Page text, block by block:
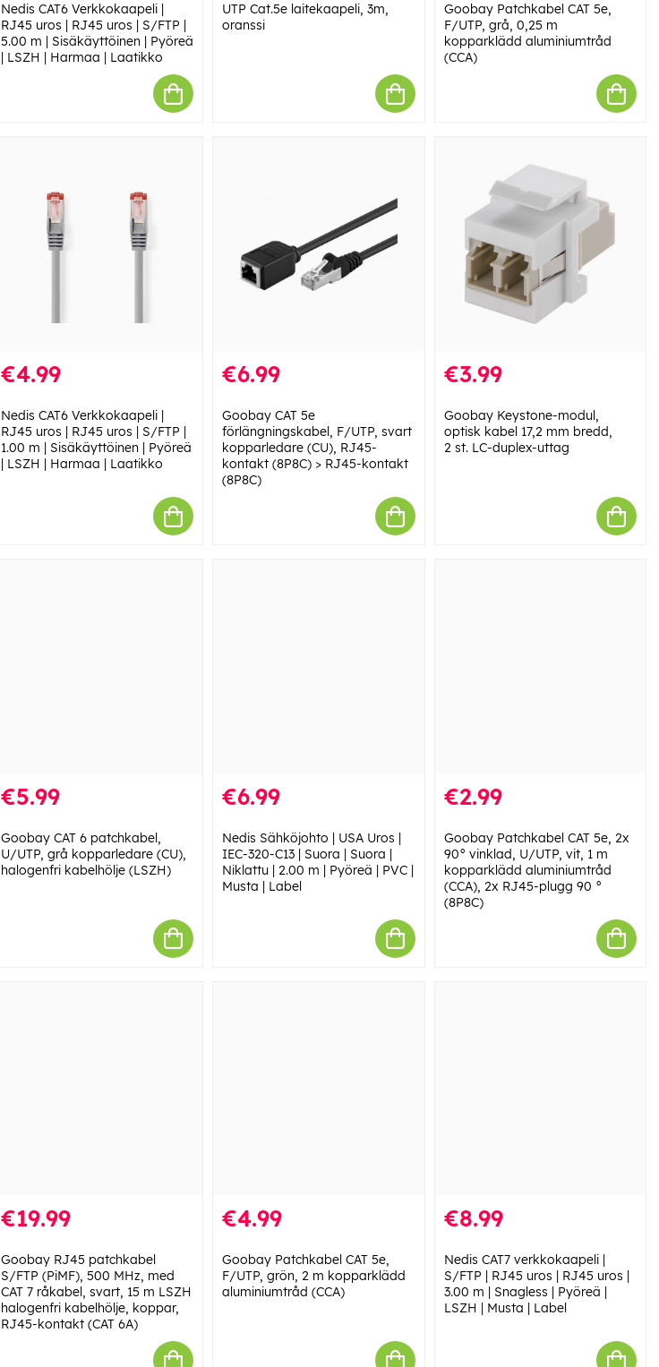
Nedis CAT6 Verkkokaapeli |
RJ45 uros | RJ45 uros | S/FTP |
5.00 m | Sisäkäyttöinen | Pyöreä
| LSZH | Harmaa | Laatikko
UTP Cat.5e laitekaapeli, 3m,
oranssi
Goobay Patchkabel CAT 5e,
F/UTP, grå, 0,25 m
kopparklädd aluminiumtråd
(CCA)
€4.99
Nedis CAT6 Verkkokaapeli |
RJ45 uros | RJ45 uros | S/FTP |
1.00 m | Sisäkäyttöinen | Pyöreä
| LSZH | Harmaa | Laatikko
€6.99
Goobay CAT 5e
förlängningskabel, F/UTP, svart
kopparledare (CU), RJ45-
kontakt (8P8C) > RJ45-kontakt
(8P8C)
€3.99
Goobay Keystone-modul,
optisk kabel 17,2 mm bredd,
2 st. LC-duplex-uttag
€5.99
Goobay CAT 6 patchkabel,
U/UTP, grå kopparledare (CU),
halogenfri kabelhölje (LSZH)
€6.99
Nedis Sähköjohto | USA Uros |
IEC-320-C13 | Suora | Suora |
Niklattu | 2.00 m | Pyöreä | PVC |
Musta | Label
€2.99
Goobay Patchkabel CAT 5e, 2x
90° vinklad, U/UTP, vit, 1 m
kopparklädd aluminiumtråd
(CCA), 2x RJ45-plugg 90 °
(8P8C)
€19.99
Goobay RJ45 patchkabel
S/FTP (PiMF), 500 MHz, med
CAT 7 råkabel, svart, 15 m LSZH
halogenfri kabelhölje, koppar,
RJ45-kontakt (CAT 6A)
€4.99
Goobay Patchkabel CAT 5e,
F/UTP, grön, 2 m kopparklädd
aluminiumtråd (CCA)
€8.99
Nedis CAT7 verkkokaapeli |
S/FTP | RJ45 uros | RJ45 uros |
3.00 m | Snagless | Pyöreä |
LSZH | Musta | Label